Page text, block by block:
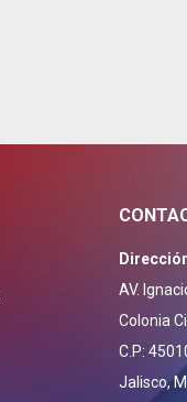
AV.
Colonia
C.P:
Jalisco,